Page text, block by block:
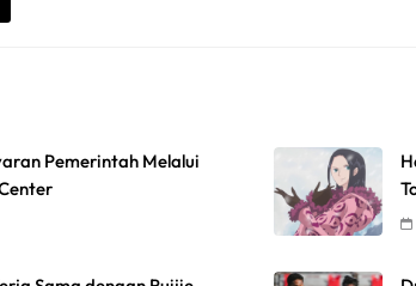
Pemerintah Melalui